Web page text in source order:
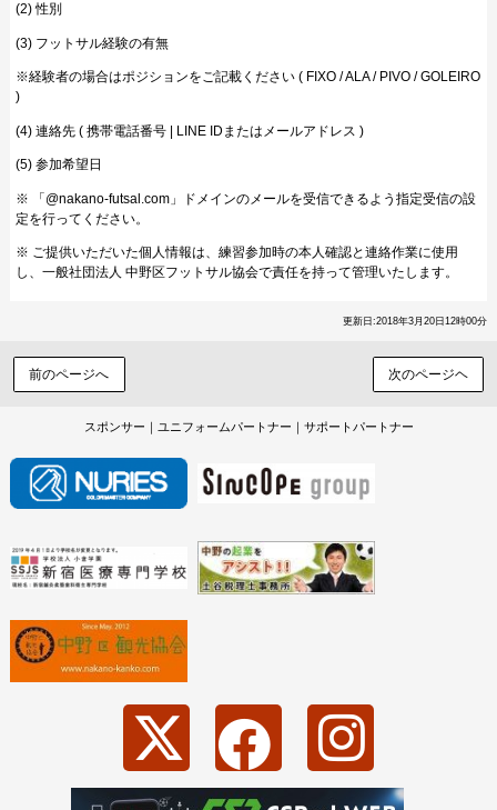
(2) 性別
(3) フットサル経験の有無
※経験者の場合はポジションをご記載ください ( FIXO / ALA / PIVO / GOLEIRO
)
(4) 連絡先 ( 携帯電話番号 | LINE IDまたはメールアドレス )
(5) 参加希望日
※ 「@nakano-futsal.com」ドメインのメールを受信できるよう指定受信の設
定を行ってください。
※ ご提供いただいた個人情報は、練習参加時の本人確認と連絡作業に使用
し、一般社団法人 中野区フットサル協会で責任を持って管理いたします。
更新日:2018年3月20日12時00分
前のページへ 次のページヘ
スポンサー｜ユニフォームパートナー｜サポートパートナー